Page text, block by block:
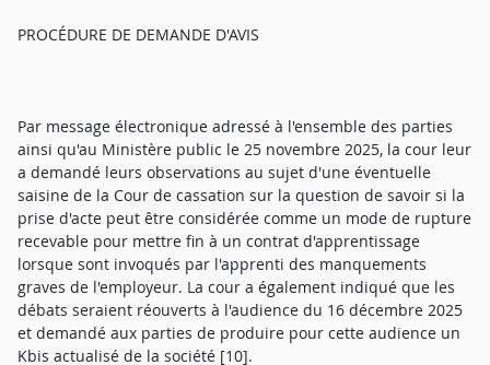
PROCÉDURE DE DEMANDE D'AVIS
Par message électronique adressé à l'ensemble des parties
ainsi qu'au Ministère public le 25 novembre 2025, la cour leur
a demandé leurs observations au sujet d'une éventuelle
saisine de la Cour de cassation sur la question de savoir si la
prise d'acte peut être considérée comme un mode de rupture
recevable pour mettre fin à un contrat d'apprentissage
lorsque sont invoqués par l'apprenti des manquements
graves de l'employeur. La cour a également indiqué que les
débats seraient réouverts à l'audience du 16 décembre 2025
et demandé aux parties de produire pour cette audience un
Kbis actualisé de la société [10].